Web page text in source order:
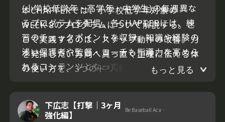
(小学校低学年・高学年・中学生)の毎週異な
るプログラムを配信。各CHAPTERには、練
習のチェックポイントを収録。知識や経験の
浅い保護者や監督・コーチも指導力を高めら
れるコンテンツとなっている。
本CHAPTERでは、小学校低学年対象の
WEEK-8のプログラムについて解説する。こ
こで実践するのは、ステップ動作の改善。力
を発揮したい方向へ真っ直ぐ正確に伝える体
の使い方を、3つのドリルを通じて習得して
もっと見る
下広志【打撃｜3ヶ月
強化編】
Be Baseball Academy 代表